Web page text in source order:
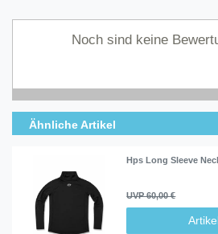
Noch sind keine
Ähnliche Artikel
Hps Long Sleeve
UVP 60,00 €